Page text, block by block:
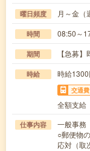
曜日頻度 月～金
時間 08:50～
期間 【急募
時給 時給
交通費
全額支給
仕事内容
一般事務
○郵便物
応対（取